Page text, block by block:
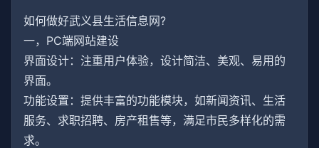
如何做好武义县生活信息网?
一，PC端网站建设
界面设计：注重用户体验，设计简洁、美观、易用的
界面。
功能设置：提供丰富的功能模块，如新闻资讯、生活
服务、求职招聘、房产租售等，满足市民多样化的需
求。